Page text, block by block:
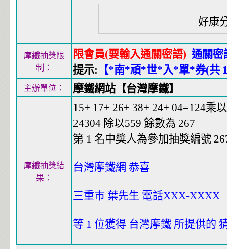
好康
摩鐵抽獎限
制：
限會員(要輸入通關密語) 通關密
提示: 【*南*頑*世*入*單*券(共
主辦單位： 摩鐵網站【台灣摩鐵】
摩鐵抽獎結
果：
15+ 17+ 26+ 38+ 24+ 04=124乘
24304 除以559 餘數為 267
第 1 名中獎人為參加抽獎編號
台灣摩鐵網 恭喜
三重市 葉先生 電話XXX-XXXX
等 1 位獲得 台灣摩鐵 所提供的